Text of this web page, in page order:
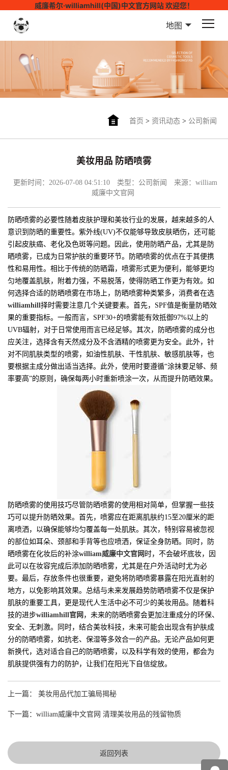
威廉希尔·williamhill(中国)中文官方网站 欢迎您！
地图
首页 > 资讯动态> 公司新闻
美妆用品 防晒喷雾
更新时间：2026-07-08 04:51:10 类型：公司新闻
来源：william
威廉中文官网
防晒喷雾的必要性随着皮肤护理和美妆行业的发展，越来越多的人
意识到防晒的重要性。紫外线(UV)不仅能够导致皮肤晒伤，还可能
引起皮肤癌、老化及色斑等问题。因此，使用防晒产品，尤其是防
晒喷雾，已成为日常护肤的重要环节。防晒喷雾的优点在于其便携
性和易用性。相比于传统的防晒霜，喷雾形式更为便利，能够更均
匀地覆盖肌肤，附着力强，不易脱落，使得防晒工作更为有效。如
何选择合适的防晒喷雾在市场上，防晒喷雾种类繁多，消费者在选
williamhill择时需要注意几个关键要素。首先，SPF值是衡量防晒效
果的重要指标。一般而言，SPF30+的喷雾能有效抵御97%以上的
UVB辐射，对于日常使用而言已经足够。其次，防晒喷雾的成分也
应关注，选择含有天然成分及不含酒精的喷雾更为安全。此外，针
对不同肌肤类型的喷雾，如油性肌肤、干性肌肤、敏感肌肤等，也
要根据主成分做出适当选择。此外，使用时要遵循“涂抹要足够、频
率要高”的原则，确保每两小时重新喷涂一次，从而提升防晒效果。
防晒喷雾的使用技巧尽管防晒喷雾的使用相对简单，但掌握一些技
巧可以提升防晒效果。首先，喷雾应在距离肌肤约15至20厘米的距
离喷洒，以确保能够均匀覆盖每一处肌肤。其次，特别容易被忽视
的部位如耳朵、颈部和手背等也应喷洒，保证全身防晒。同时，防
晒喷雾在化妆后的补涂william威廉中文官网 时，不会破坏底妆，因
此可以在妆容完成后添加防晒喷雾，尤其是在户外活动时尤为必
要。最后，存放条件也很重要，避免将防晒喷雾暴露在阳光直射的
地方，以免影响其效果。总结与未来发展趋势防晒喷雾不仅是保护
肌肤的重要工具，更是现代人生活中必不可少的美妆用品。随着科
技的进步williamhill官网 ，未来的防晒喷雾会更加注重成分的环保、
安全、无刺激。同时，结合美妆科技，未来可能会出现含有护肤成
分的防晒喷雾，如抗老、保湿等多效合一的产品。无论产品如何更
新换代，选对适合自己的防晒喷雾，以及科学有效的使用，都会为
肌肤提供强有力的防护，让我们在阳光下自信绽放。
上一篇： 美妆用品代加工骗局揭秘
下一篇：william威廉中文官网 清理美妆用品的残留物质
返回列表